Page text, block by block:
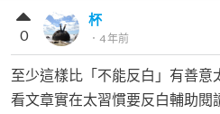
杯
． 4 年前
0
至少這樣比「不能反白」有善意
看文章實在太習慣要反白輔助閱